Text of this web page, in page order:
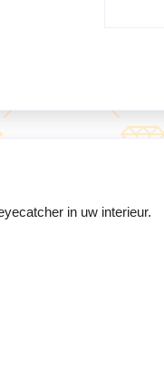
in uw interieur.